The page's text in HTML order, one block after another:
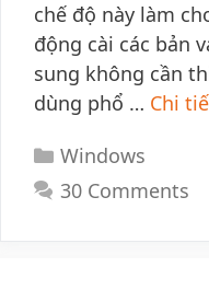
chế độ này làm
động cài các bản
sung không cần
dùng phổ … Chi
Categories
Windows
30 Comments